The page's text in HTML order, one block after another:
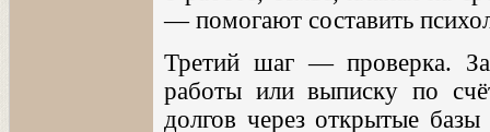
— помогают составить
Третий шаг — проверка.
работы или выписку по
долгов через открытые